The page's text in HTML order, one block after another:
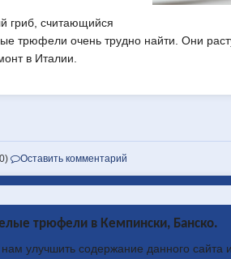
гриб, считающийся
трюфели очень трудно найти. Они
в Италии.
Оставить комментарий
трюфели в Кемпински, Банско.
улучшить содержание данного сайта